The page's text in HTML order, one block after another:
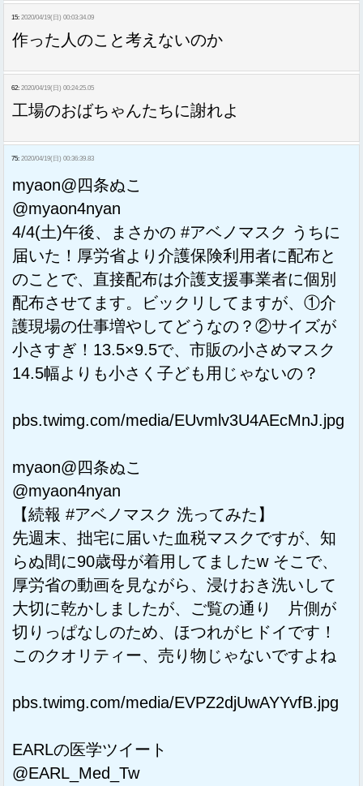
15: 2020/04/19(日) 00:03:34.09
作った人のこと考えないのか
62: 2020/04/19(日) 00:24:25.05
工場のおばちゃんたちに謝れよ
75: 2020/04/19(日) 00:36:39.83
myaon@四条ぬこ
@myaon4nyan
4/4(土)午後、まさかの #アベノマスク うちに
届いた！厚労省より介護保険利用者に配布と
のことで、直接配布は介護支援事業者に個別
配布させてます。ビックリしてますが、①介
護現場の仕事増やしてどうなの？②サイズが
小さすぎ！13.5×9.5で、市販の小さめマスク
14.5幅よりも小さく子ども用じゃないの？
pbs.twimg.com/media/EUvmlv3U4AEcMnJ.jpg
myaon@四条ぬこ
@myaon4nyan
【続報 #アベノマスク 洗ってみた】
先週末、拙宅に届いた血税マスクですが、知
らぬ間に90歳母が着用してましたw そこで、
厚労省の動画を見ながら、浸けおき洗いして
大切に乾かしましたが、ご覧の通り 片側が
切りっぱなしのため、ほつれがヒドイです！
このクオリティー、売り物じゃないですよね
pbs.twimg.com/media/EVPZ2djUwAYYvfB.jpg
EARLの医学ツイート
@EARL_Med_Tw